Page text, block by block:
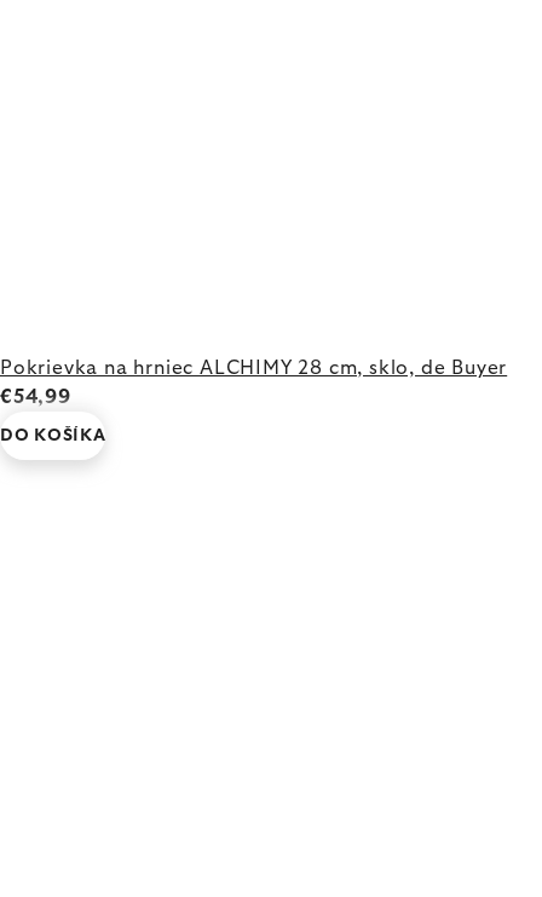
Pokrievka na hrniec ALCHIMY 28 cm, sklo, de Buyer
€54,99
DO KOŠÍKA